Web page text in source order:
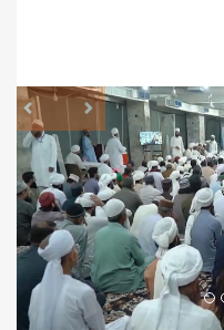
Next